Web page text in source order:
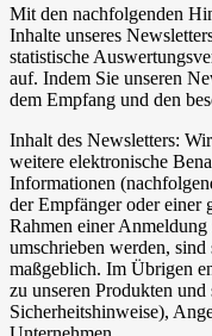
Mit den nachfolgenden
Inhalte unseres
statistische
auf. Indem Sie unseren
dem Empfang und den
Inhalt des Newsletters:
weitere elektronische
Informationen
der Empfänger oder einer
Rahmen einer
umschrieben werden,
maßgeblich. Im Übrigen
zu unseren Produkten
Sicherheitshinweise),